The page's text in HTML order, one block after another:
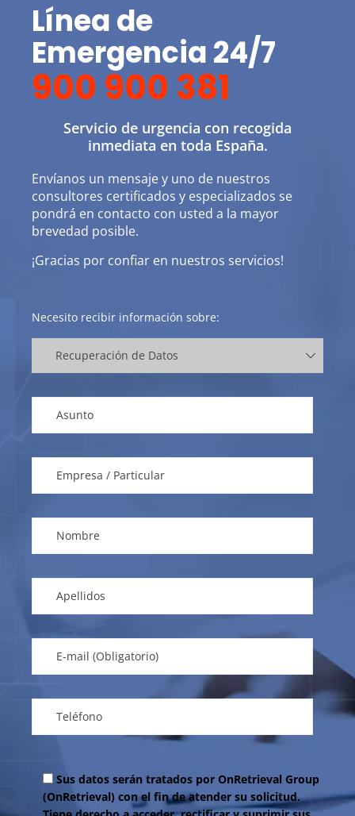
Línea de
Emergencia 24/7
900 900 381
Servicio de urgencia con recogida
inmediata en toda España.
Envíanos un mensaje y uno de nuestros
consultores certificados y especializados se
pondrá en contacto con usted a la mayor
brevedad posible.
¡Gracias por confiar en nuestros servicios!
Necesito recibir información sobre:
Sus datos serán tratados por OnRetrieval Group
(OnRetrieval) con el fin de atender su solicitud.